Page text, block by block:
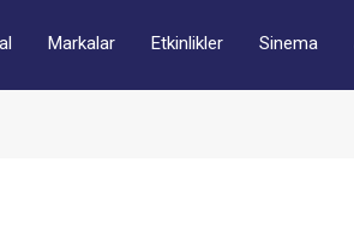
Markalar Etkinlikler Sinema